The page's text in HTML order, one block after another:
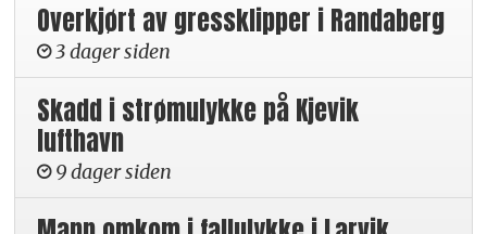
Overkjørt av gressklipper i Randaberg
3 dager siden
Skadd i strømulykke på Kjevik
lufthavn
9 dager siden